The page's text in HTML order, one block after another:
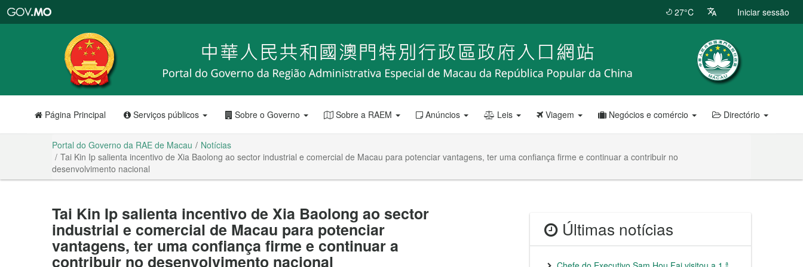
RAE
de
Macau
27°C Iniciar sessão
Página Principal Serviços públicos Sobre o Governo Sobre a RAEM Anúncios Leis Viagem Negócios e comércio Directório
Portal do Governo da RAE de Macau
Notícias
Tai Kin Ip salienta incentivo de Xia Baolong ao sector industrial e comercial de Macau para potenciar vantagens, ter uma confiança firme e continuar a contribuir no
desenvolvimento nacional
Tai Kin Ip salienta incentivo de Xia Baolong ao sector
industrial e comercial de Macau para potenciar
vantagens, ter uma confiança firme e continuar a
contribuir no desenvolvimento nacional
Últimas notícias